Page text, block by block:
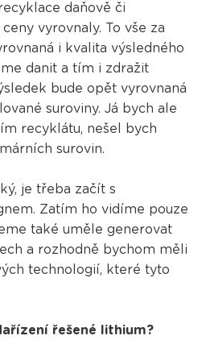
daňově či
vyrovnaly. To vše za
i kvalita výsledného
danit a tím i zdražit
bude opět vyrovnaná
suroviny. Já bych ale
recyklátu, nešel bych
surovin.
je třeba začít s
Zatím ho vidíme pouze
také uměle generovat
a rozhodně bychom měli
technologií, které tyto
řešené lithium?